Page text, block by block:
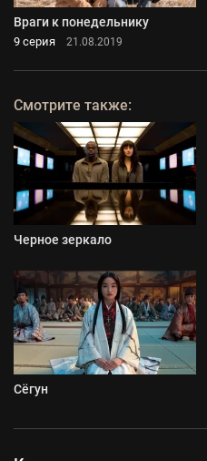
Враги к понедельнику
9 серия 21.08.2019
Смотрите также:
Черное зеркало
Сёгун